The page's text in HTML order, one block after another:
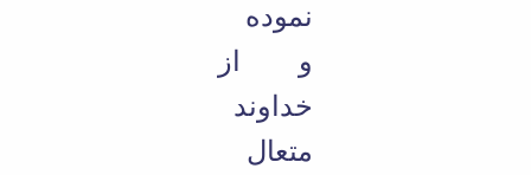
نموده
و از
خداوند
متعال